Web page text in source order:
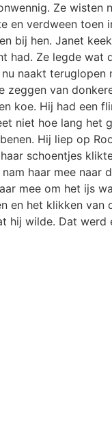
Ze
verdween
bij hen. Janet
Ze legde wat
naakt
van
koe. Hij had een
niet hoe lang
Hij liep op
schoentjes
haar mee
mee om het ijs
het klikken
hij wilde. Dat werd